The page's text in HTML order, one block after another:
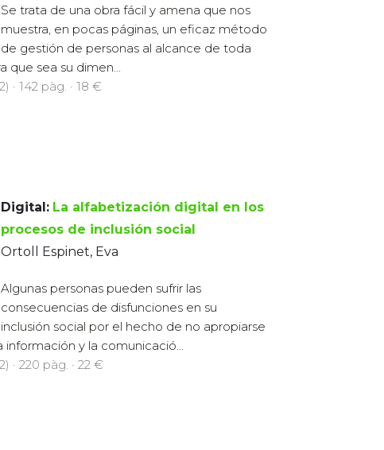
Se trata de una obra fácil y amena que nos
muestra, en pocas páginas, un eficaz método
de gestión de personas al alcance de toda
que sea su dimen...
· 142 pàg. · 18 €
Digital: La alfabetización digital en los
procesos de inclusión social
Ortoll Espinet, Eva
Algunas personas pueden sufrir las
consecuencias de disfunciones en su
inclusión social por el hecho de no apropiarse
y la comunicació...
· 220 pàg. · 22 €